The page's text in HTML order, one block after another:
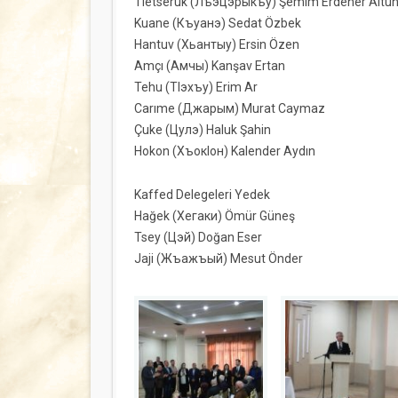
Kuane (Къуанэ) Sedat Özbek
Hantuv (Хьантыу) Ersin Özen
Amçı (Амчы) Kanşav Ertan
Tehu (ТIэхъу) Erim Ar
Carıme (Джарым) Murat Caymaz
Çuke (Цулэ) Haluk Şahin
Hokon (ХъокIон) Kalender Aydın
Kaffed Delegeleri Yedek
Hağek (Хегаки) Ömür Güneş
Tsey (Цэй) Doğan Eser
Jaji (Жъажъый) Mesut Önder